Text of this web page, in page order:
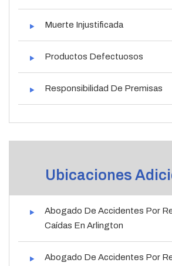
Muerte Injustificada
Productos Defectuosos
Responsibilidad De Premisas
Ubicaciones
Abogado De Accidentes Por
Caídas En Arlington
Abogado De Accidentes Por